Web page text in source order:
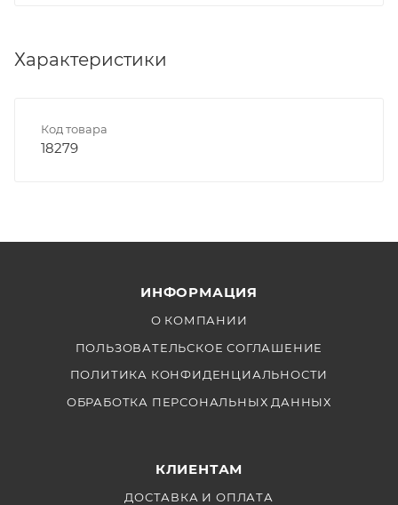
Характеристики
Код товара
18279
ИНФОРМАЦИЯ
О КОМПАНИИ
ПОЛЬЗОВАТЕЛЬСКОЕ СОГЛАШЕНИЕ
ПОЛИТИКА КОНФИДЕНЦИАЛЬНОСТИ
ОБРАБОТКА ПЕРСОНАЛЬНЫХ ДАННЫХ
КЛИЕНТАМ
ДОСТАВКА И ОПЛАТА